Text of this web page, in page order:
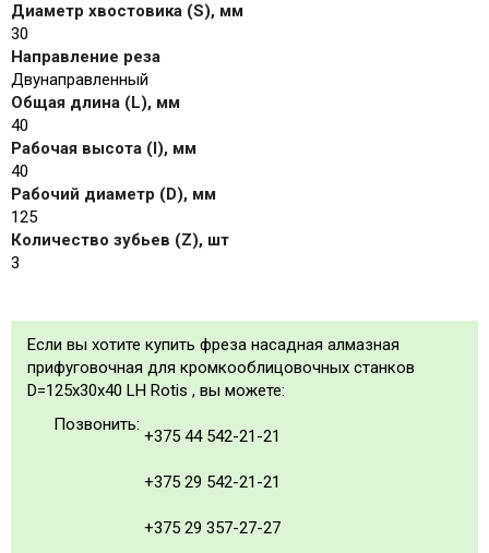
Диаметр хвостовика (S), мм
30
Направление реза
Двунаправленный
Общая длина (L), мм
40
Рабочая высота (I), мм
40
Рабочий диаметр (D), мм
125
Количество зубьев (Z), шт
3
Если вы хотите купить фреза насадная алмазная
прифуговочная для кромкооблицовочных станков
D=125x30x40 LH Rotis , вы можете:
Позвонить:
+375 44 542-21-21
+375 29 542-21-21
+375 29 357-27-27